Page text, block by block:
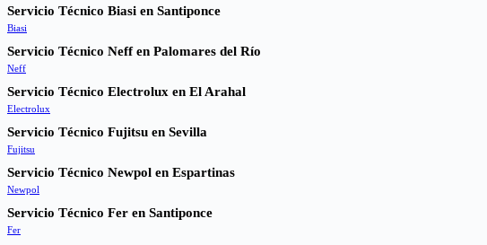
Servicio Técnico Biasi en Santiponce
Biasi
Servicio Técnico Neff en Palomares del Río
Neff
Servicio Técnico Electrolux en El Arahal
Electrolux
Servicio Técnico Fujitsu en Sevilla
Fujitsu
Servicio Técnico Newpol en Espartinas
Newpol
Servicio Técnico Fer en Santiponce
Fer